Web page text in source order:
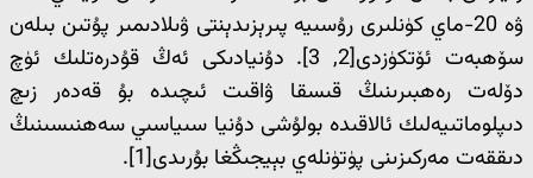
ۋە 20-ماي كۈنلىرى رۇسىيە پىرېزىدېنتى ۋىلادىمىر پۇتىن بىلەن
سۆھبەت ئۆتكۈزدى[2, 3]. دۇنيادىكى ئەڭ قۇدرەتلىك ئۈچ
دۆلەت رەھبىرىنىڭ قىسقا ۋاقىت ئىچىدە بۇ قەدەر زىچ
دىپلوماتىيەلىك ئالاقىدە بولۇشى دۇنيا سىياسىي سەھنىسىنىڭ
دىققەت مەركىزىنى پۈتۈنلەي بېيجىڭغا بۇرىدى[1].